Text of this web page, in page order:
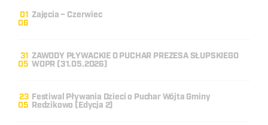
01
06
Zajęcia – Czerwiec
31
05
ZAWODY PŁYWACKIE O PUCHAR PREZESA SŁUPSKIEGO
WOPR (31.05.2026)
23
05
Festiwal Pływania Dzieci o Puchar Wójta Gminy
Redzikowo (Edycja 2)